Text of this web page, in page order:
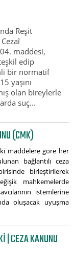
Reşit
maddesi,
edip
bir normatif
yaşını
olan bireylerle
suç...
(CMK)
maddelere göre her
bağlantılı ceza
birleştirilerek
mahkemelerde
istemlerine
oluşacak uyuşma
| CEZA KANUNU